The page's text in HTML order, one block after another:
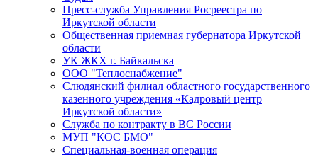
Пресс-служба Управления Росреестра по
Иркутской области
Общественная приемная губернатора Иркутской
области
УК ЖКХ г. Байкальска
ООО "Теплоснабжение"
Слюдянский филиал областного государственного
казенного учреждения «Кадровый центр
Иркутской области»
Служба по контракту в ВС России
МУП "КОС БМО"
Специальная-военная операция